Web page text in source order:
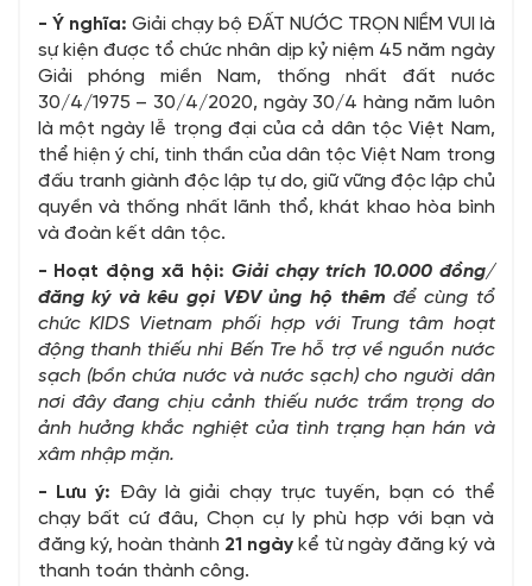
- Ý nghĩa: Giải chạy bộ ĐẤT NƯỚC TRỌN NIỀM VUI là
sự kiện được tổ chức nhân dịp kỷ niệm 45 năm ngày
Giải phóng miền Nam, thống nhất đất nước
30/4/1975 – 30/4/2020, ngày 30/4 hàng năm luôn
là một ngày lễ trọng đại của cả dân tộc Việt Nam,
thể hiện ý chí, tinh thần của dân tộc Việt Nam trong
đấu tranh giành độc lập tự do, giữ vững độc lập chủ
quyền và thống nhất lãnh thổ, khát khao hòa bình
và đoàn kết dân tộc.
- Hoạt động xã hội: Giải chạy trích 10.000 đồng/
đăng ký và kêu gọi VĐV ủng hộ thêm để cùng tổ
chức KIDS Vietnam phối hợp với Trung tâm hoạt
động thanh thiếu nhi Bến Tre hỗ trợ về nguồn nước
sạch (bồn chứa nước và nước sạch) cho người dân
nơi đây đang chịu cảnh thiếu nước trầm trọng do
ảnh hưởng khắc nghiệt của tình trạng hạn hán và
xâm nhập mặn.
- Lưu ý: Đây là giải chạy trực tuyến, bạn có thể
chạy bất cứ đâu, Chọn cự ly phù hợp với bạn và
đăng ký, hoàn thành 21 ngàykể từ ngày đăng ký và
thanh toán thành công.